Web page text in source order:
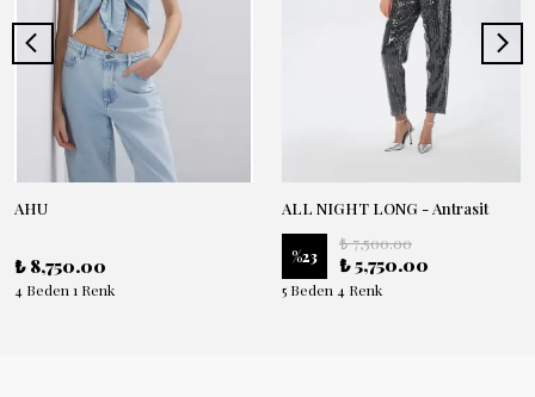
AHU
₺ 8,750.00
4 Beden 1 Renk
ALL NIGHT LONG - Antrasit
%23
₺ 7,500.00
₺ 5,750.00
5 Beden 4 Renk